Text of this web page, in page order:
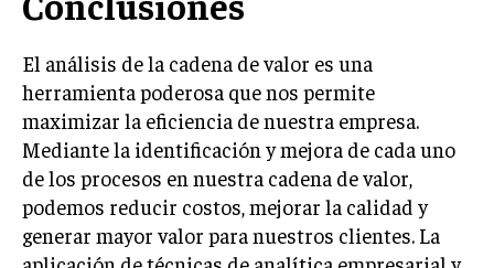
RECURSOS HUMANOS Y GESTIÓN DEL
COMPENSACIÓN Y BENEFICIOS
RECLUTAMIENTO Y SELECCIÓN
DESARROLLO DE PERSONAL
GESTIÓN DEL DESEMPEÑO
CULTURA Y CLIMA ORGANIZACIONAL
El análisis de la cadena de valor es una
herramienta poderosa que nos permite
maximizar la eficiencia de nuestra empresa.
Mediante la identificación y mejora de cada uno
de los procesos en nuestra cadena de valor,
podemos reducir costos, mejorar la calidad y
generar mayor valor para nuestros clientes. La